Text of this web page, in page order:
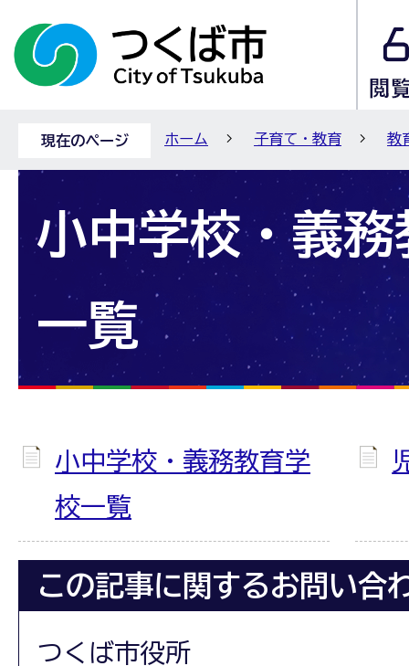
現在のページ ホーム 子育て・教育 教
小中学校・義務
一覧
小中学校・義務教育学
校一覧
この記事に関するお問い合
つくば市役所